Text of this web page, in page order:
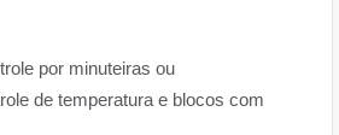
por minuteiras ou
de temperatura e blocos com